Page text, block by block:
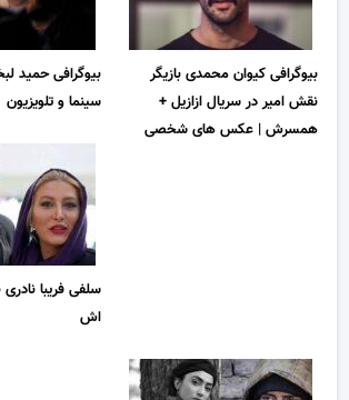
بیوگرافی کیوان محمدی بازیگر
نقش امیر در سریال ازازیل +
همسرش | عکس های شخصی
بیوگرافی حمید
سینما و تلویزیون
سلفی فریبا
اش